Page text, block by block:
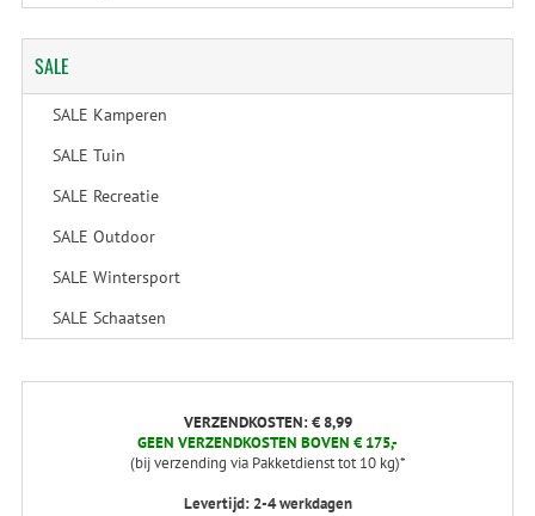
SALE
SALE Kamperen
SALE Tuin
SALE Recreatie
SALE Outdoor
SALE Wintersport
SALE Schaatsen
VERZENDKOSTEN: € 8,99
GEEN VERZENDKOSTEN BOVEN € 175,-
(bij verzending via Pakketdienst tot 10 kg)*
Levertijd: 2-4 werkdagen